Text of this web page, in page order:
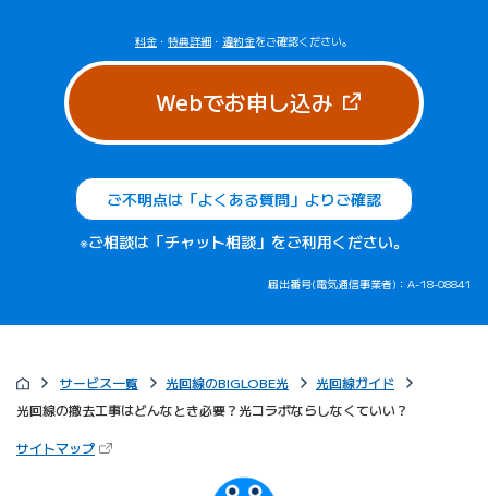
料金 ・ 特典詳細 ・ 違約金をご確認ください。
Webでお申し込み（新しいタブ
ご不明点は「よくある質問」よりご確認
※ご相談は「チャット相談」をご利用ください。
届出番号(電気通信事業者)：A-18-08841
サービス一覧 光回線のBIGLOBE光
光回線ガイド
光回線の撤去工事はどんなとき必要？光コラボならしなくていい？
サイトマップ（新しいタブで開きます）